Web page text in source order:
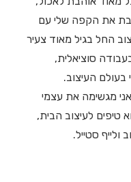
את הקפה שלי עם
החל בגיל מאוד צעיר
סוציאלית,
העיצוב.
אני מגשימה את עצמי
טיפים לעיצוב הבית,
סטייל.